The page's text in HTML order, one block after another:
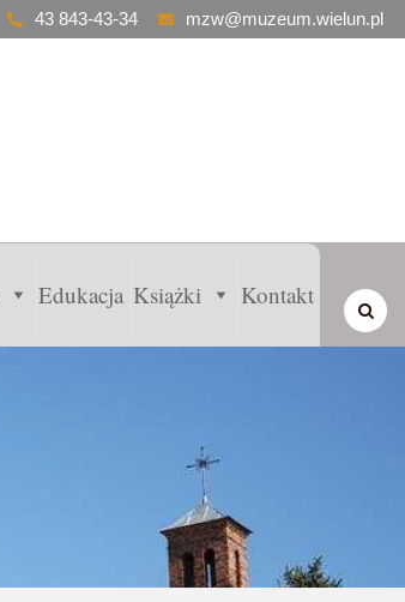
43 843-43-34 mzw@muzeum.wielun.pl
Edukacja Książki Kontakt